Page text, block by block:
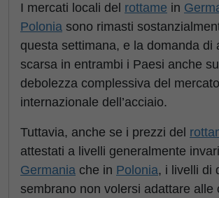
I mercati locali del rottame in
Polonia sono rimasti
questa settimana, e la domanda di
scarsa in entrambi i Paesi anche
debolezza complessiva del mercato
internazionale dell’acciaio.
Tuttavia, anche se i prezzi del
attestati a livelli generalmente
Germania che in Polonia, i livelli di
sembrano non volersi adattare alle